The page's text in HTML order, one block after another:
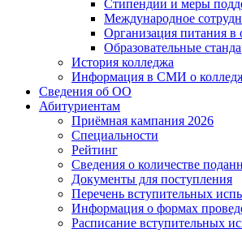
Стипендии и меры
Международное
Организация питания в
Образовательные
История колледжа
Информация в СМИ о
Сведения об ОО
Абитуриентам
Приёмная кампания 2026
Специальности
Рейтинг
Сведения о количестве
Документы для поступления
Перечень вступительных
Информация о формах
Расписание вступительных